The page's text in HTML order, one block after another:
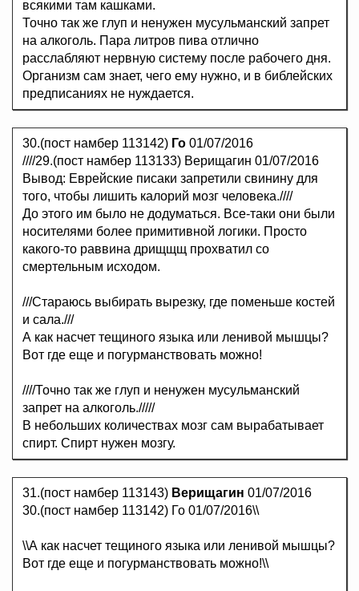
всякими там кашками.
Точно так же глуп и ненужен мусульманский запрет
на алкоголь. Пара литров пива отлично
расслабляют нервную систему после рабочего дня.
Организм сам знает, чего ему нужно, и в библейских
предписаниях не нуждается.
30.(пост намбер 113142) Го 01/07/2016
////29.(пост намбер 113133) Верищагин 01/07/2016
Вывод: Еврейские писаки запретили свинину для
того, чтобы лишить калорий мозг человека.////
До этого им было не додуматься. Все-таки они были
носителями более примитивной логики. Просто
какого-то раввина дрищщщ прохватил со
смертельным исходом.
///Стараюсь выбирать вырезку, где поменьше костей
и сала.///
А как насчет тещиного языка или ленивой мышцы?
Вот где еще и погурманствовать можно!
////Точно так же глуп и ненужен мусульманский
запрет на алкоголь./////
В небольших количествах мозг сам вырабатывает
спирт. Спирт нужен мозгу.
31.(пост намбер 113143) Верищагин 01/07/2016
30.(пост намбер 113142) Го 01/07/2016\\
\\А как насчет тещиного языка или ленивой мышцы?
Вот где еще и погурманствовать можно!\\